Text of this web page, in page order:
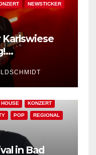
NEWSTICKER
Karlswiese
HOUSE KONZERT
POP REGIONAL
in Bad